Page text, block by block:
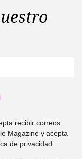
recibir correos
Magazine y acepta
de privacidad.